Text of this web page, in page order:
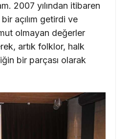
2007 yılından itibaren
açılım getirdi ve
olmayan değerler
artık folklor, halk
bir parçası olarak